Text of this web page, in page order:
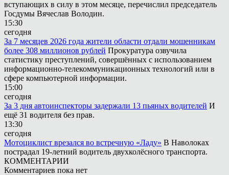
вступающих в силу в этом месяце, перечислил председатель
Госдумы Вячеслав Володин.
15:30
сегодня
За 7 месяцев 2026 года жители области отдали мошенникам
более 308 миллионов рублей Прокуратура озвучила
статистику преступлений, совершённых с использованием
информационно-телекоммуникационных технологий или в
сфере компьютерной информации.
15:00
сегодня
За 3 дня автоинспекторы задержали 13 пьяных водителей И
ещё 31 водителя без прав.
13:30
сегодня
Мотоциклист врезался во встречную «Ладу» В Наволоках
пострадал 19-летний водитель двухколёсного транспорта.
КОММЕНТАРИИ
Комментариев пока нет